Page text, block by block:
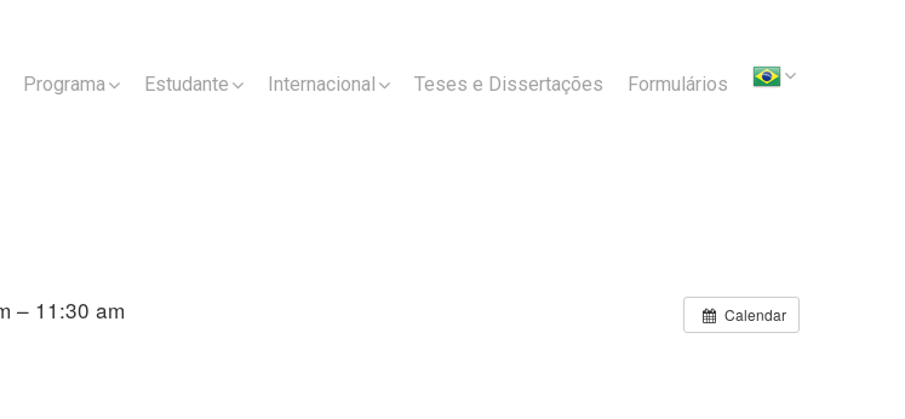
Programa Estudante Internacional Teses e Dissertações Formulários
Calendar
– 11:30 am